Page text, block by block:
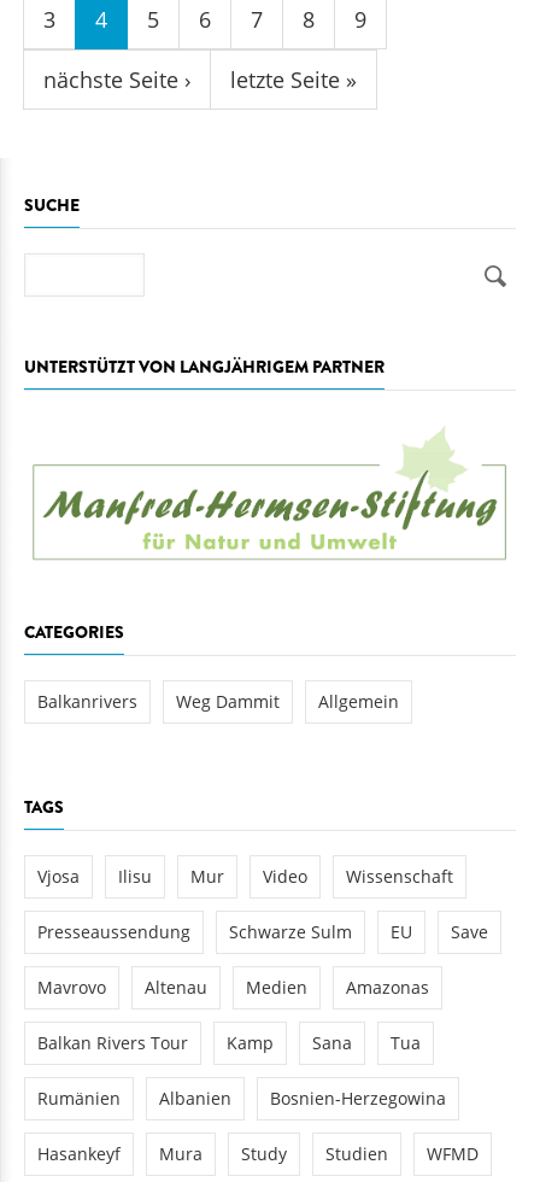
3 4 5 6 7 8 9
nächste Seite › letzte Seite »
SUCHE
UNTERSTÜTZT VON LANGJÄHRIGEM PARTNER
CATEGORIES
Balkanrivers Weg Dammit Allgemein
TAGS
Vjosa Ilisu Mur Video Wissenschaft
Presseaussendung Schwarze Sulm EU Save
Mavrovo Altenau Medien Amazonas
Balkan Rivers Tour Kamp Sana Tua
Rumänien Albanien Bosnien-Herzegowina
Hasankeyf Mura Study Studien WFMD